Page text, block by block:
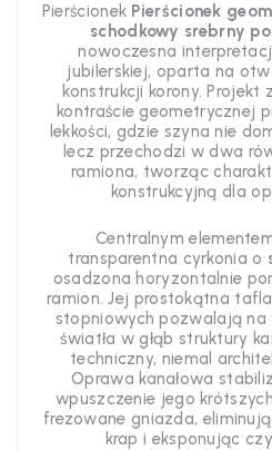
Pierścionek Pierścionek
schodkowy srebrny
nowoczesna
jubilerskiej, oparta na
konstrukcji korony. Projekt
kontraście geometrycznej
lekkości, gdzie szyna nie
lecz przechodzi w dwa
ramiona, tworząc
konstrukcyjną dla
Centralnym
transparentna cyrkonia o
osadzona horyzontalnie
ramion. Jej prostokątna
stopniowych pozwalają na
światła w głąb struktury
techniczny, niemal
Oprawa kanałowa
wpuszczenie jego
frezowane gniazda,
krap i eksponując